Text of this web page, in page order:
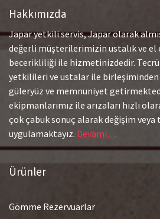
Hakkımızda
Japar yetkili servis, Japar olarak
değerli müşterilerimizin ustalık ve el
becerikliliği ile hizmetinizdedir.
yetkilileri ve ustalar ile
güleryüz ve memnuniyet
ekipmanlarımız ile arızaları hızlı
çok çabuk sonuç alarak değişim
uygulamaktayız. Devamı…
Ürünler
Gömme Rezervuarlar